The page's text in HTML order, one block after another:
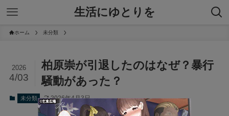
生活にゆとりを
ホーム 未分類
柏原崇が引退したのはなぜ？暴行
騒動があった？
2026
4/03
未分類 2026年4月3日